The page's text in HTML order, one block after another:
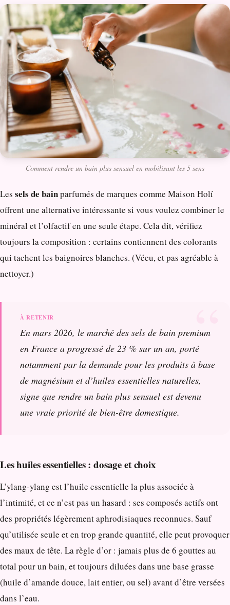
Comment rendre un bain plus sensuel en mobilisant les 5 sens
Les sels de bainparfumés de marques comme Maison Holí
offrent une alternative intéressante si vous voulez combiner le
minéral et l’olfactif en une seule étape. Cela dit, vérifiez
toujours la composition : certains contiennent des colorants
qui tachent les baignoires blanches. (Vécu, et pas agréable à
nettoyer.)
En mars 2026, le marché des sels de bain premium
en France a progressé de 23 % sur un an, porté
notamment par la demande pour les produits à base
de magnésium et d’huiles essentielles naturelles,
signe que rendre un bain plus sensuel est devenu
une vraie priorité de bien-être domestique.
Les huiles essentielles : dosage et choix
L’ylang-ylang est l’huile essentielle la plus associée à
l’intimité, et ce n’est pas un hasard : ses composés actifs ont
des propriétés légèrement aphrodisiaques reconnues. Sauf
qu’utilisée seule et en trop grande quantité, elle peut provoquer
des maux de tête. La règle d’or : jamais plus de 6 gouttes au
total pour un bain, et toujours diluées dans une base grasse
(huile d’amande douce, lait entier, ou sel) avant d’être versées
dans l’eau.